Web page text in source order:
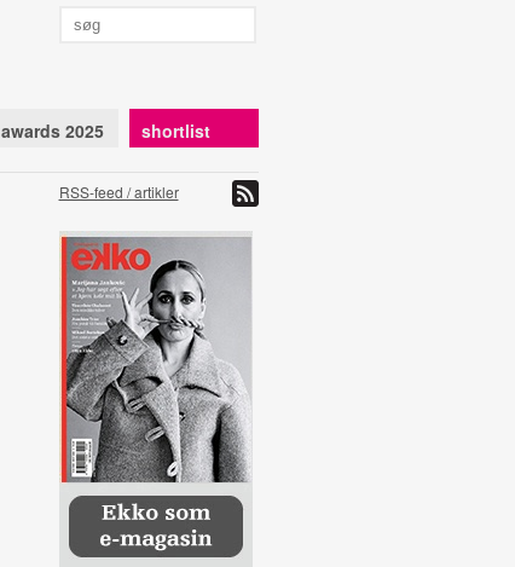
awards 2025 shortlist
RSS-feed / artikler